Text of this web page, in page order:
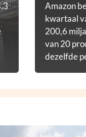
Amazon
kwartaal
200,6
van 20
dezelfde